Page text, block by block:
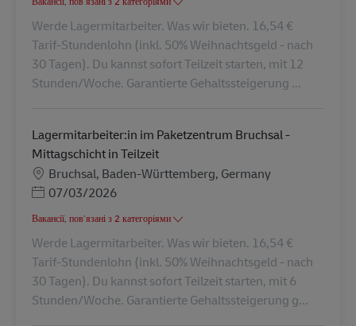
Werde Lagermitarbeiter. Was wir bieten. 16,54 €
Tarif-Stundenlohn (inkl. 50% Weihnachtsgeld - nach
30 Tagen). Du kannst sofort Teilzeit starten, mit 12
Stunden/Woche. Garantierte Gehaltssteigerung ...
Lagermitarbeiter:in im Paketzentrum Bruchsal -
Mittagschicht in Teilzeit
Місцезнаходження
Bruchsal, Baden-Württemberg, Germany
Posted Date
07/03/2026
Вакансії, пов’язані з 2 категоріями
Werde Lagermitarbeiter. Was wir bieten. 16,54 €
Tarif-Stundenlohn (inkl. 50% Weihnachtsgeld - nach
30 Tagen). Du kannst sofort Teilzeit starten, mit 6
Stunden/Woche. Garantierte Gehaltssteigerung g...